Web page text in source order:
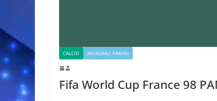
CALCIO MONDIALI PANINI
Fifa World Cup France 98